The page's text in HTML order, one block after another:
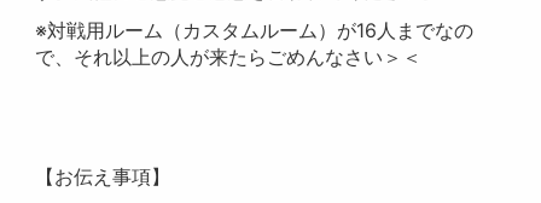
※対戦用ルーム（カスタムルーム）が16人までなの
で、それ以上の人が来たらごめんなさい＞＜
【お伝え事項】